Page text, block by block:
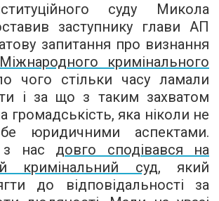
суду Микола
заступнику глави АП
запитання про визнання
Міжнародного кримінального
чого стільки часу ламали
і за що з таким захватом
громадськість, яка ніколи не
юридичними аспектами.
з нас довго сподівався на
кримінальний суд, який
до відповідальності за